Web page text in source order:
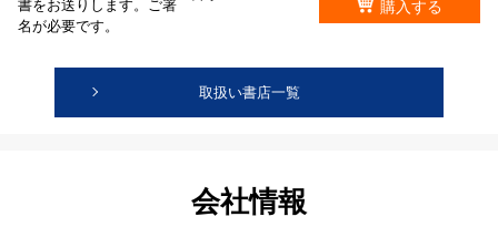
書をお送りします。ご署
名が必要です。
購入する
取扱い書店一覧
会社情報